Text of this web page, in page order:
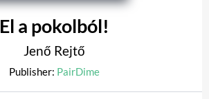
El a pokolból!
Jenő Rejtő
Publisher: PairDime